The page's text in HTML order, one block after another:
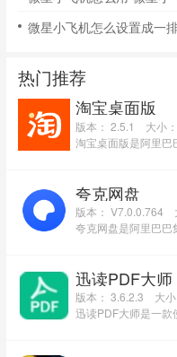
微星小飞机怎么设置成一
热门推荐
淘宝桌面版
版本： 2.5.1
大小
夸克网盘
版本： V7.0.0.764
迅读PDF大师
版本： 3.6.2.3
大